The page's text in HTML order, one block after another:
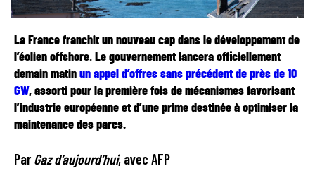
La France franchit un nouveau cap dans le développement de
l’éolien offshore. Le gouvernement lancera officiellement
demain matin un appel d’offres sans précédent de près de 10
GW, assorti pour la première fois de mécanismes favorisant
l’industrie européenne et d’une prime destinée à optimiser la
maintenance des parcs.
Par Gaz d’aujourd’hui, avec AFP